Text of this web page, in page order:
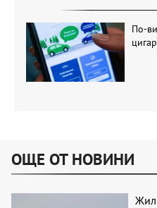
По-
ОЩЕ ОТ НОВИНИ